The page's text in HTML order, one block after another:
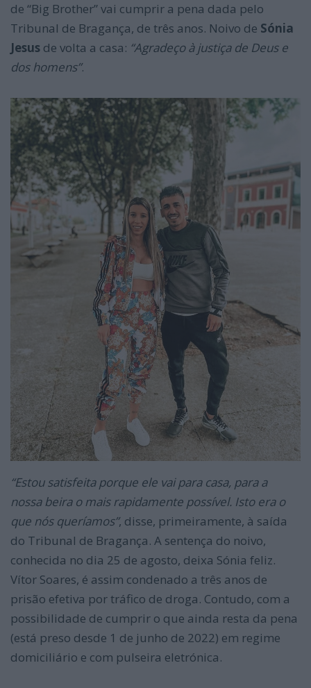
de “Big Brother” vai cumprir a pena dada pelo
Tribunal de Bragança, de três anos. Noivo de Sónia
Jesus de volta a casa: “Agradeço à justiça de Deus e
dos homens”.
“Estou satisfeita porque ele vai para casa, para a
nossa beira o mais rapidamente possível. Isto era o
que nós queríamos”, disse, primeiramente, à saída
do Tribunal de Bragança. A sentença do noivo,
conhecida no dia 25 de agosto, deixa Sónia feliz.
Vítor Soares, é assim condenado a três anos de
prisão efetiva por tráfico de droga. Contudo, com a
possibilidade de cumprir o que ainda resta da pena
(está preso desde 1 de junho de 2022) em regime
domiciliário e com pulseira eletrónica.